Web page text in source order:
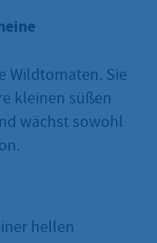
Wildtomaten. Sie
kleinen süßen
wächst sowohl
hellen